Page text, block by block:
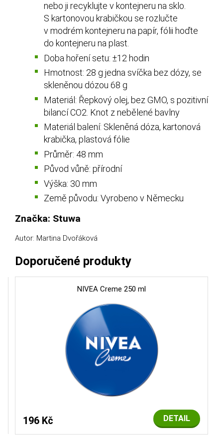
nebo ji recyklujte v kontejneru na sklo.
S kartonovou krabičkou se rozlučte
v modrém kontejneru na papír, fólii hoďte
do kontejneru na plast.
Doba hoření setu: ±12 hodin
Hmotnost: 28 g jedna svíčka bez dózy, se
skleněnou dózou 68 g
Materiál: Řepkový olej, bez GMO, s pozitivní
bilancí CO2. Knot z nebělené bavlny
Materiál balení: Skleněná dóza, kartonová
krabička, plastová fólie
Průměr: 48 mm
Původ vůně: přírodní
Výška: 30 mm
Země původu: Vyrobeno v Německu
Značka: Stuwa
Autor: Martina Dvořáková
Doporučené produkty
NIVEA Creme 250 ml
DETAIL
196 Kč